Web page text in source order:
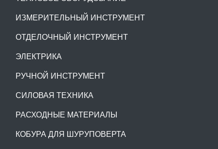
ИЗМЕРИТЕЛЬНЫЙ ИНСТРУМЕНТ
ОТДЕЛОЧНЫЙ ИНСТРУМЕНТ
ЭЛЕКТРИКА
РУЧНОЙ ИНСТРУМЕНТ
СИЛОВАЯ ТЕХНИКА
РАСХОДНЫЕ МАТЕРИАЛЫ
КОБУРА ДЛЯ ШУРУПОВЕРТА